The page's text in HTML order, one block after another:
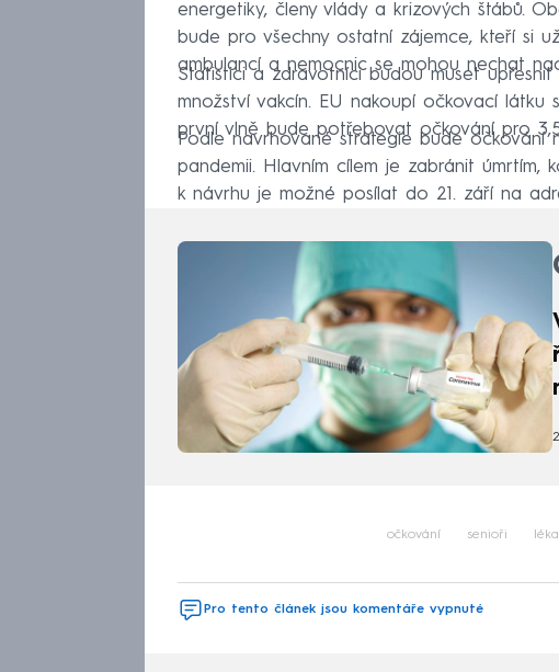
energetiky, členy vlády a krizových štábů.
bude pro všechny ostatní zájemce, kteří si
ambulancí a nemocnic se mohou nechat
Statistici a zdravotníci budou muset
množství vakcín. EU nakoupí očkovací látku
první vlně bude potřebovat očkování pro
Podle navrhované strategie bude očkování
pandemii. Hlavním cílem je zabránit úmrtím,
k návrhu je možné posílat do 21. září na
očkování senioři
Pro tento článek jsou komentáře vypnuté